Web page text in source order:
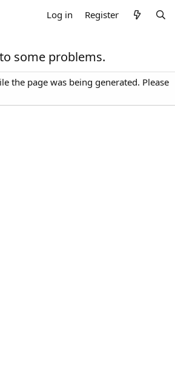
Log in Register
some problems.
the page was being generated. Please